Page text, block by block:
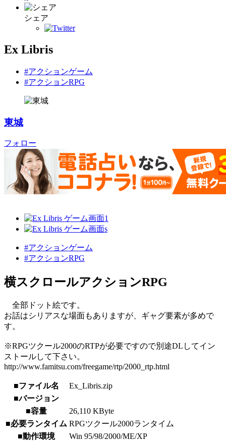
シェア
Ex Libris
#アクションゲーム
#アクションRPG
東城
フォロー
#アクションゲーム
#アクションRPG
横スクロールアクションRPG
全部ドット絵です。
お話はシリアスな場面もありますが、ギャグ要素が多めで
す。
※RPGツクール2000のRTPが必要ですので別途DLしてイン
ストールして下さい。
http://www.famitsu.com/freegame/rtp/2000_rtp.html
■ファイル名
Ex_Libris.zip
■バージョン
■容量
26,110 KByte
■必要ランタイム RPGツクール2000ランタイム
■動作環境
Win 95/98/2000/ME/XP